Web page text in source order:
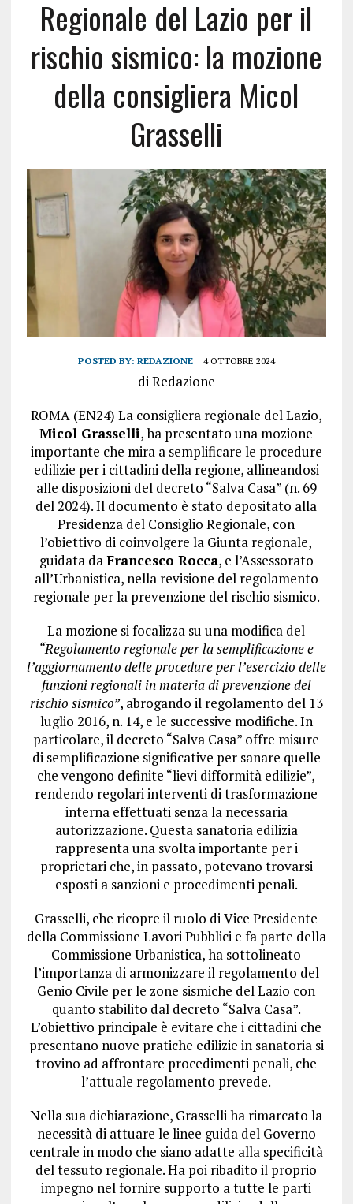
Regionale del Lazio per il
rischio sismico: la mozione
della consigliera Micol
Grasselli
POSTED BY: REDAZIONE 4 OTTOBRE 2024
di Redazione
ROMA (EN24) La consigliera regionale del Lazio,
Micol Grasselli, ha presentato una mozione
importante che mira a semplificare le procedure
edilizie per i cittadini della regione, allineandosi
alle disposizioni del decreto “Salva Casa” (n. 69
del 2024). Il documento è stato depositato alla
Presidenza del Consiglio Regionale, con
l’obiettivo di coinvolgere la Giunta regionale,
guidata daFrancesco Rocca, e l’Assessorato
all’Urbanistica, nella revisione del regolamento
regionale per la prevenzione del rischio sismico.
La mozione si focalizza su una modifica del
“Regolamento regionale per la semplificazione e
l’aggiornamento delle procedure per l’esercizio delle
funzioni regionali in materia di prevenzione del
rischio sismico”, abrogando il regolamento del 13
luglio 2016, n. 14, e le successive modifiche. In
particolare, il decreto “Salva Casa” offre misure
di semplificazione significative per sanare quelle
che vengono definite “lievi difformità edilizie”,
rendendo regolari interventi di trasformazione
interna effettuati senza la necessaria
autorizzazione. Questa sanatoria edilizia
rappresenta una svolta importante per i
proprietari che, in passato, potevano trovarsi
esposti a sanzioni e procedimenti penali.
Grasselli, che ricopre il ruolo di Vice Presidente
della Commissione Lavori Pubblici e fa parte della
Commissione Urbanistica, ha sottolineato
l’importanza di armonizzare il regolamento del
Genio Civile per le zone sismiche del Lazio con
quanto stabilito dal decreto “Salva Casa”.
L’obiettivo principale è evitare che i cittadini che
presentano nuove pratiche edilizie in sanatoria si
trovino ad affrontare procedimenti penali, che
l’attuale regolamento prevede.
Nella sua dichiarazione, Grasselli ha rimarcato la
necessità di attuare le linee guida del Governo
centrale in modo che siano adatte alla specificità
del tessuto regionale. Ha poi ribadito il proprio
impegno nel fornire supporto a tutte le parti